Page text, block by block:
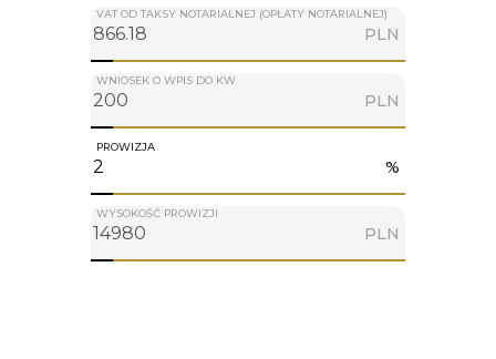
VAT OD TAKSY NOTARIALNEJ (OPŁATY NOTARIALNEJ)
PLN
WNIOSEK O WPIS DO KW
PLN
PROWIZJA
%
WYSOKOŚĆ PROWIZJI
PLN